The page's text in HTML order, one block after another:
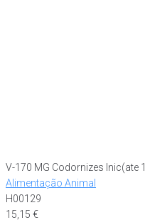
V-170 MG Codornizes Inic(ate
Alimentação Animal
H00129
15,15 €